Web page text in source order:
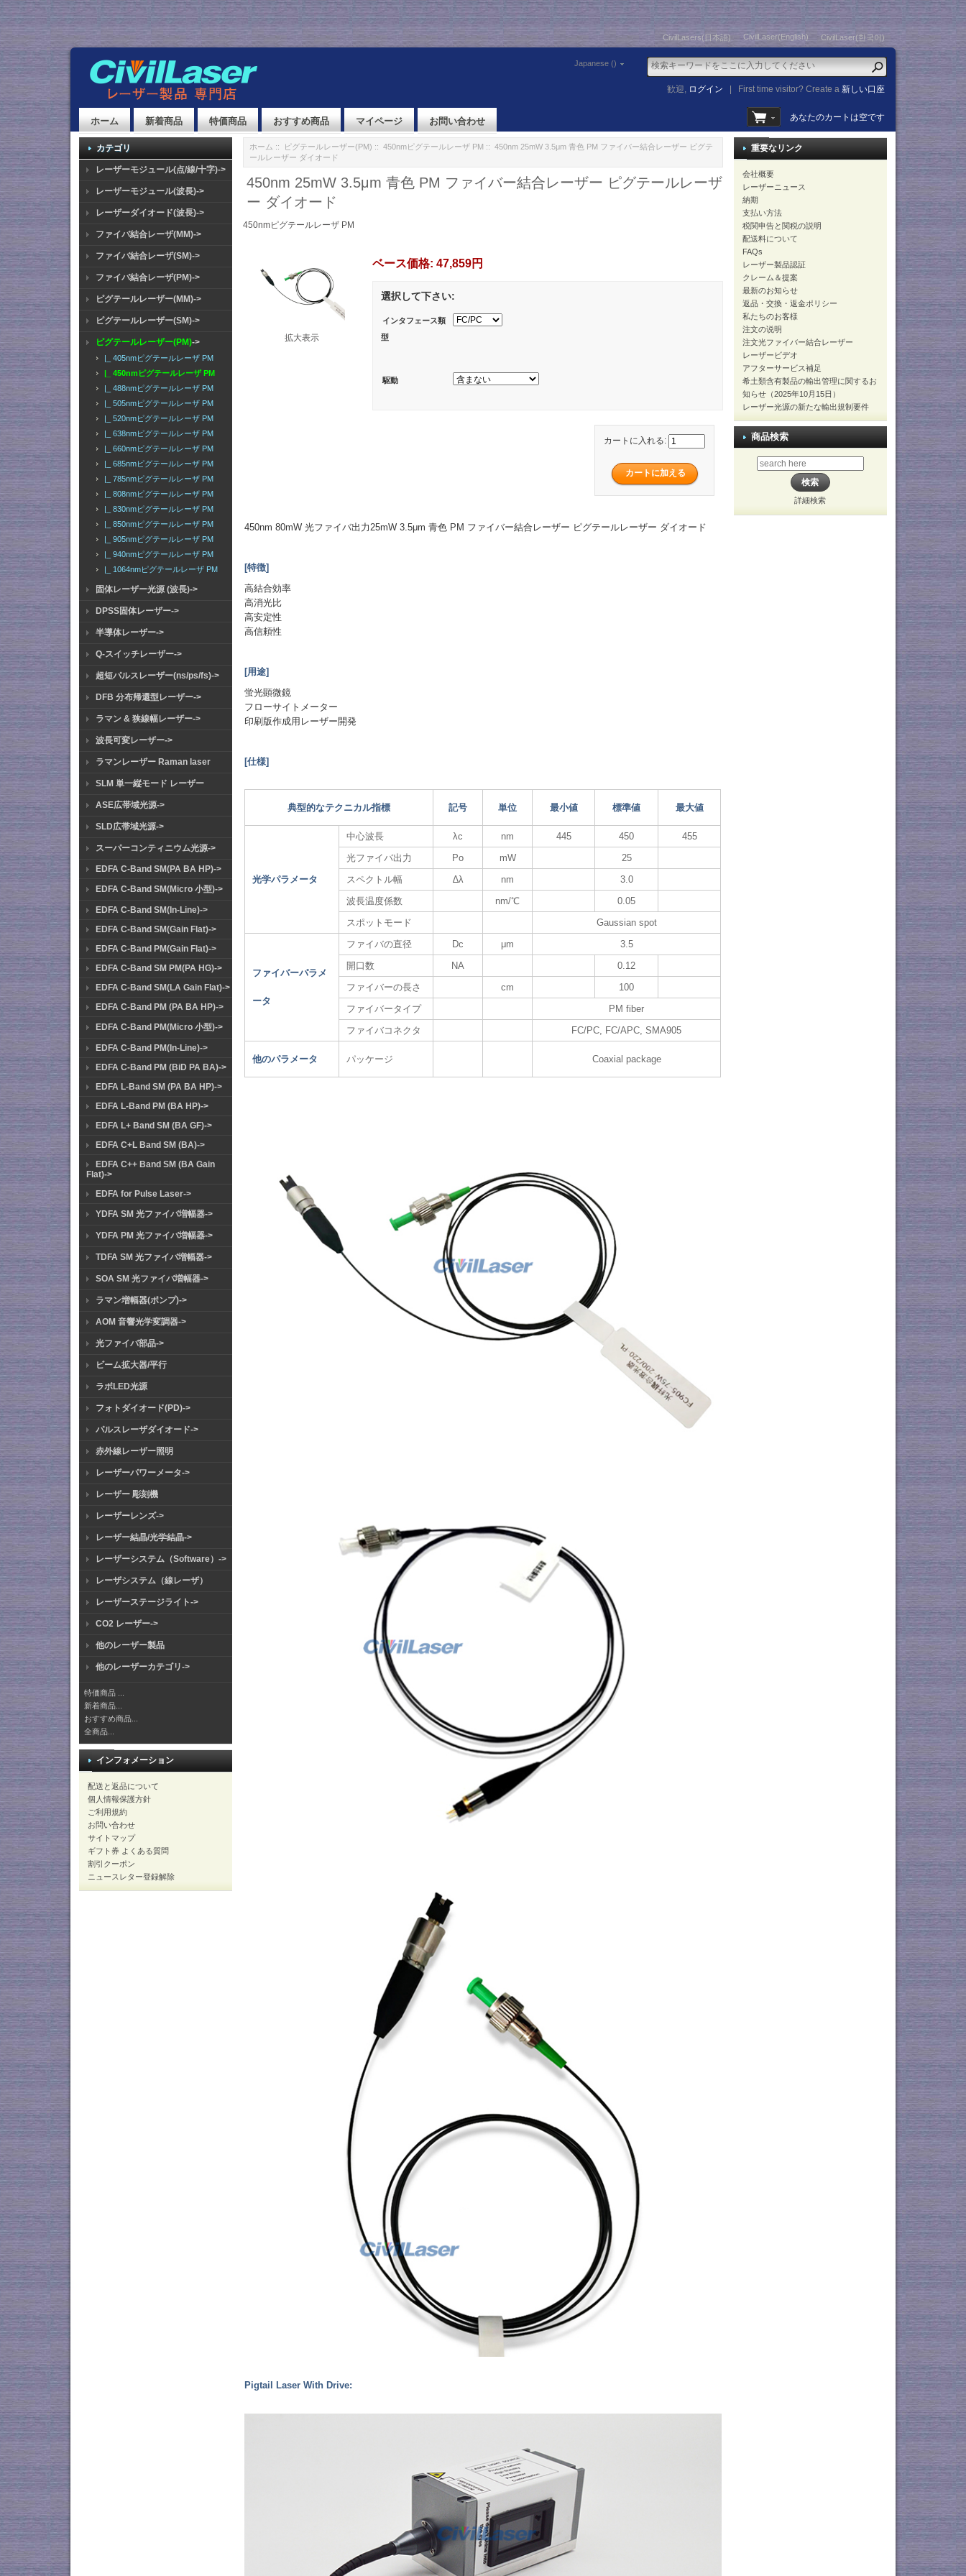
CivilLasers(日本語) CivilLaser(English) CivilLaser(한국어)
Japanese ()
歓迎, ログイン First time visitor? Create a新しい口座
ホーム 新着商品 特価商品 おすすめ商品 マイページ お問い合わせ あなたのカートは空です
カテゴリ
レーザーモジュール(点/線/十字)->
レーザーモジュール(波長)->
レーザーダイオード(波長)->
ファイバ結合レーザ(MM)->
ファイバ結合レーザ(SM)->
ファイバ結合レーザ(PM)->
ピグテールレーザー(MM)->
ピグテールレーザー(SM)->
ピグテールレーザー(PM)->
|_ 405nmピグテールレーザ PM
|_ 450nmピグテールレーザ PM
|_ 488nmピグテールレーザ PM
|_ 505nmピグテールレーザ PM
|_ 520nmピグテールレーザ PM
|_ 638nmピグテールレーザ PM
|_ 660nmピグテールレーザ PM
|_ 685nmピグテールレーザ PM
|_ 785nmピグテールレーザ PM
|_ 808nmピグテールレーザ PM
|_ 830nmピグテールレーザ PM
|_ 850nmピグテールレーザ PM
|_ 905nmピグテールレーザ PM
|_ 940nmピグテールレーザ PM
|_ 1064nmピグテールレーザ PM
固体レーザー光源 (波長)->
DPSS固体レーザー->
半導体レーザー->
Q-スイッチレーザー->
超短パルスレーザー(ns/ps/fs)->
DFB 分布帰還型レーザー->
ラマン & 狭線幅レーザー->
波長可変レーザー->
ラマンレーザー Raman laser
SLM 単一縦モード レーザー
ASE広帯域光源->
SLD広帯域光源->
スーパーコンティニウム光源->
EDFA C-Band SM(PA BA HP)->
EDFA C-Band SM(Micro 小型)->
EDFA C-Band SM(In-Line)->
EDFA C-Band SM(Gain Flat)->
EDFA C-Band PM(Gain Flat)->
EDFA C-Band SM PM(PA HG)->
EDFA C-Band SM(LA Gain Flat)->
EDFA C-Band PM (PA BA HP)->
EDFA C-Band PM(Micro 小型)->
EDFA C-Band PM(In-Line)->
EDFA C-Band PM (BiD PA BA)->
EDFA L-Band SM (PA BA HP)->
EDFA L-Band PM (BA HP)->
EDFA L+ Band SM (BA GF)->
EDFA C+L Band SM (BA)->
EDFA C++ Band SM (BA Gain
Flat)->
EDFA for Pulse Laser->
YDFA SM 光ファイバ増幅器->
YDFA PM 光ファイバ増幅器->
TDFA SM 光ファイバ増幅器->
SOA SM 光ファイバ増幅器->
ラマン増幅器(ポンプ)->
AOM 音響光学変調器->
光ファイバ部品->
ビーム拡大器/平行
ラボLED光源
フォトダイオード(PD)->
パルスレーザダイオード->
赤外線レーザー照明
レーザーパワーメータ->
レーザー 彫刻機
レーザーレンズ->
レーザー結晶/光学結晶->
レーザーシステム（Software）->
レーザシステム（線レーザ）
レーザーステージライト->
CO2 レーザー->
他のレーザー製品
他のレーザーカテゴリ->
特価商品 ...
新着商品...
おすすめ商品...
全商品...
インフォメーション
配送と返品について
個人情報保護方針
ご利用規約
お問い合わせ
サイトマップ
ギフト券 よくある質問
割引クーポン
ニュースレター登録解除
ホーム :: ピグテールレーザー(PM) :: 450nmピグテールレーザ PM :: 450nm 25mW 3.5μm 青色 PM ファイバー結合レーザー ピグテ
ールレーザー ダイオード
450nm 25mW 3.5μm 青色 PM ファイバー結合レーザー ピグテールレーザ
ー ダイオード
450nmピグテールレーザ PM
拡大表示
ベース価格: 47,859円
選択して下さい:
インタフェース類
型
駆動
カートに入れる:
450nm 80mW 光ファイバ出力25mW 3.5μm 青色 PM ファイバー結合レーザー ピグテールレーザー ダイオード
[特徴]
高結合効率
高消光比
高安定性
高信頼性
[用途]
蛍光顕微鏡
フローサイトメーター
印刷版作成用レーザー開発
[仕様]
典型的なテクニカル指標 記号 単位 最小値 標準値 最大値
光学パラメータ
中心波長 λc nm 445 450
455
光ファイバ出力
Po mW
25
スペクトル幅
∆λ nm
3.0
波長温度係数
nm/℃
0.05
スポットモード
Gaussian spot
ファイバーパラメ
ータ
ファイバの直径 Dc μm
3.5
開口数
NA
0.12
ファイバーの長さ
cm
100
ファイバータイプ
PM fiber
ファイバコネクタ
FC/PC, FC/APC, SMA905
他のパラメータ パッケージ Coaxial package
Pigtail Laser With Drive:
重要なリンク
会社概要
レーザーニュース
納期
支払い方法
税関申告と関税の説明
配送料について
FAQs
レーザー製品認証
クレーム＆提案
最新のお知らせ
返品・交換・返金ポリシー
私たちのお客様
注文の说明
注文光ファイバー結合レーザー
レーザービデオ
アフターサービス補足
希土類含有製品の輸出管理に関するお
知らせ（2025年10月15日）
レーザー光源の新たな輸出規制要件
商品検索
詳細検索